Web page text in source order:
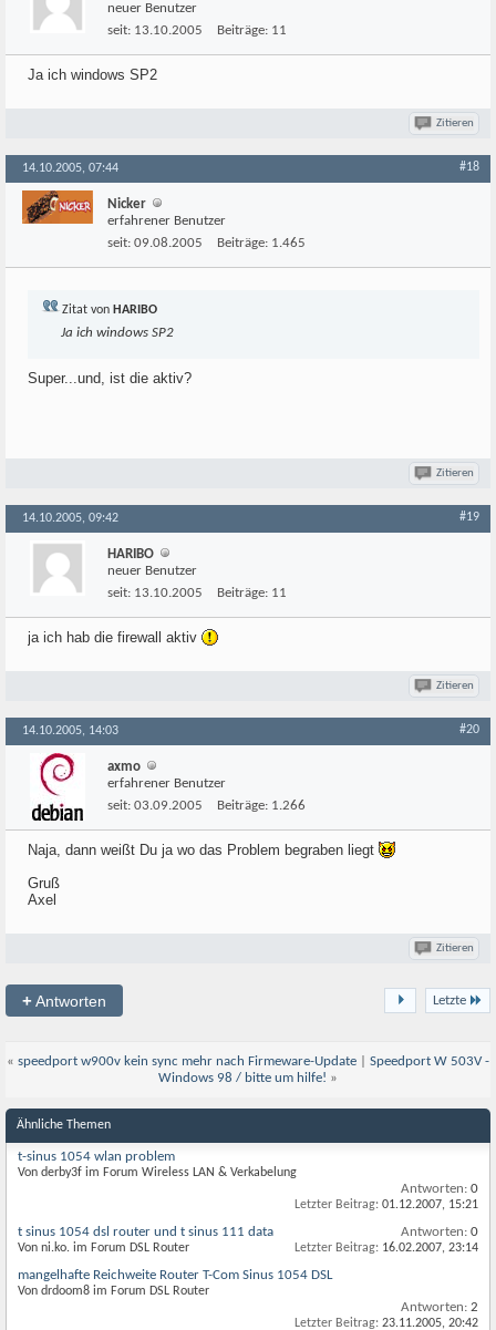
neuer Benutzer
seit: 13.10.2005 Beiträge: 11
Ja ich windows SP2
Zitieren
14.10.2005, 07:44 #18
Nicker
erfahrener Benutzer
seit: 09.08.2005 Beiträge: 1.465
Zitat von HARIBO
Ja ich windows SP2
Super...und, ist die aktiv?
Zitieren
14.10.2005, 09:42 #19
HARIBO
neuer Benutzer
seit: 13.10.2005 Beiträge: 11
ja ich hab die firewall aktiv
Zitieren
14.10.2005, 14:03 #20
axmo
erfahrener Benutzer
seit: 03.09.2005 Beiträge: 1.266
Naja, dann weißt Du ja wo das Problem begraben liegt
Gruß
Axel
Zitieren
+Antworten Letzte
« speedport w900v kein sync mehr nach Firmeware-Update
Speedport W 503V -
Windows 98 / bitte um hilfe! »
Ähnliche Themen
t-sinus 1054 wlan problem
Von derby3f im Forum Wireless LAN & Verkabelung
Antworten: 0
Letzter Beitrag: 01.12.2007, 15:21
t sinus 1054 dsl router und t sinus 111 data
Von ni.ko. im Forum DSL Router
Antworten: 0
Letzter Beitrag: 16.02.2007, 23:14
mangelhafte Reichweite Router T-Com Sinus 1054 DSL
Von drdoom8 im Forum DSL Router
Antworten: 2
Letzter Beitrag: 23.11.2005, 20:42